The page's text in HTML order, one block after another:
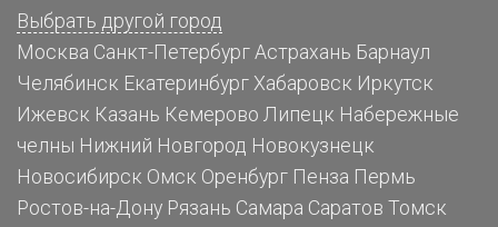
Выбрать другой город
Москва Санкт-Петербург Астрахань Барнаул
Челябинск Екатеринбург Хабаровск Иркутск
Ижевск Казань Кемерово Липецк Набережные
челны Нижний Новгород Новокузнецк
Новосибирск Омск Оренбург Пенза Пермь
Ростов-на-Дону Рязань Самара Саратов Томск